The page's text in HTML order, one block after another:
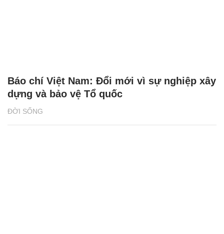
ĐỜI SỐNG
Báo chí Việt Nam: Đổi mới vì sự nghiệp xây
dựng và bảo vệ Tổ quốc